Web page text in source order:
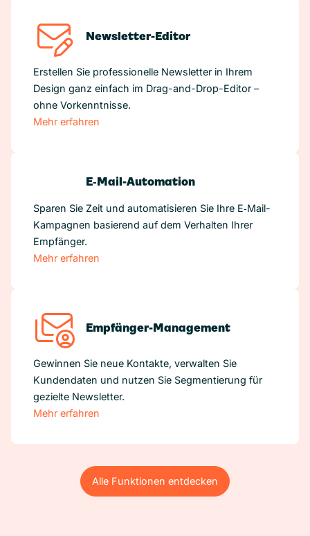
Newsletter-Editor
Erstellen Sie professionelle Newsletter in Ihrem
Design ganz einfach im Drag-and-Drop-Editor –
ohne Vorkenntnisse.
Mehr erfahren
E‑Mail-Automation
Sparen Sie Zeit und automatisieren Sie Ihre E‑Mail-
Kampagnen basierend auf dem Verhalten Ihrer
Empfänger.
Mehr erfahren
Empfänger-Management
Gewinnen Sie neue Kontakte, verwalten Sie
Kundendaten und nutzen Sie Segmentierung für
gezielte Newsletter.
Mehr erfahren
Alle Funktionen entdecken
Alle Funktionen entdecken